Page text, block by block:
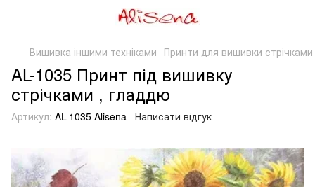
Вишивка іншими техніками Принти для вишивки
AL-1035 Принт під вишивку
стрічками , гладдю
Артикул: AL-1035 Alisena Написати відгук